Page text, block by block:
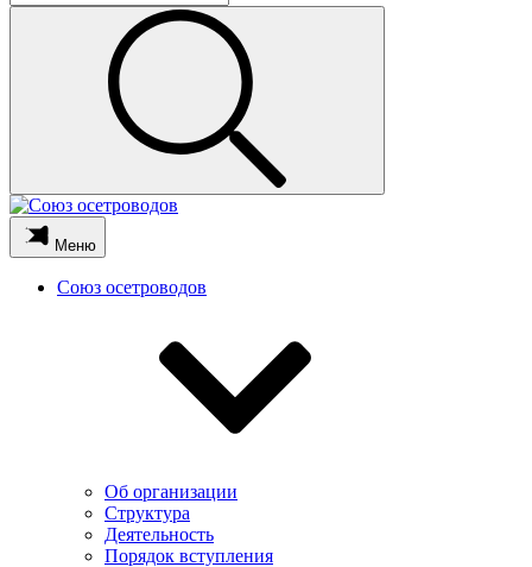
Меню
Союз осетроводов
Об организации
Структура
Деятельность
Порядок вступления